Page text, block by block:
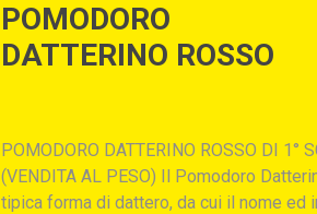
POMODORO
DATTERINO ROSSO
POMODORO DATTERINO ROSSO DI 1°
(VENDITA AL PESO) Il Pomodoro
tipica forma di dattero, da cui il nome ed